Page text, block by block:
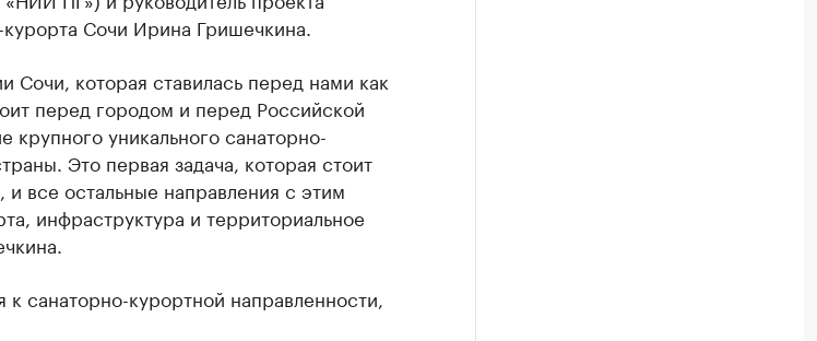
курорта Сочи Ирина Гришечкина.
Сочи, которая ставилась перед нами как
перед городом и перед Российской
уникального санаторно-
Это первая задача, которая стоит
все остальные направления с этим
инфраструктура и территориальное
санаторно-курортной направленности,